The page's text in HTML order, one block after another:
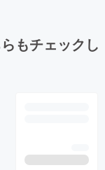
もチェックし